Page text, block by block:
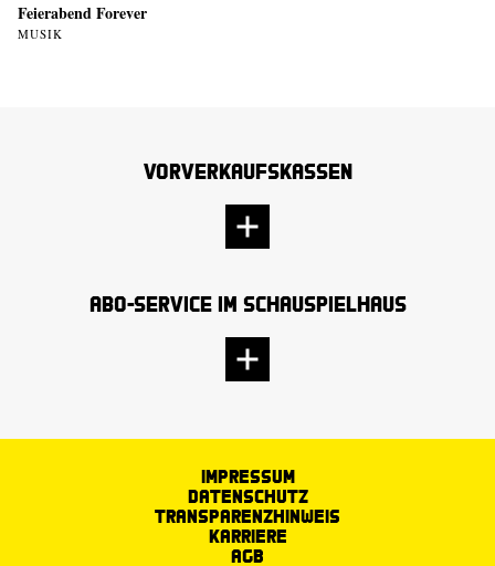
Feierabend Forever
MUSIK
Vorverkaufskassen
Abo-Service im Schauspielhaus
Impressum
Datenschutz
Transparenzhinweis
Karriere
AGB